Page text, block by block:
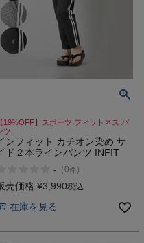
【19%OFF】スポーツ フィットネス パ
ツ
ンフィット カチオン染め サ
ド２本ラインパンツ INFIT
- （0件 ）
売価格 ¥3,990税込
在庫を見る